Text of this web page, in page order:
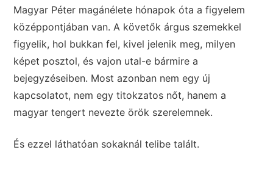
Magyar Péter magánélete hónapok óta a figyelem
középpontjában van. A követők árgus szemekkel
figyelik, hol bukkan fel, kivel jelenik meg, milyen
képet posztol, és vajon utal-e bármire a
bejegyzéseiben. Most azonban nem egy új
kapcsolatot, nem egy titokzatos nőt, hanem a
magyar tengert nevezte örök szerelemnek.
És ezzel láthatóan sokaknál telibe talált.